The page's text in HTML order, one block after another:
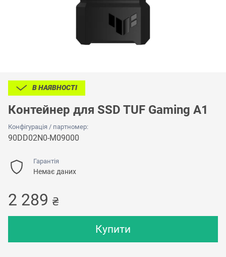
В НАЯВНОСТІ
Контейнер для SSD TUF Gaming A1
Конфігурація / партномер:
90DD02N0-M09000
Гарантія
Немає даних
2 289 ₴
Купити